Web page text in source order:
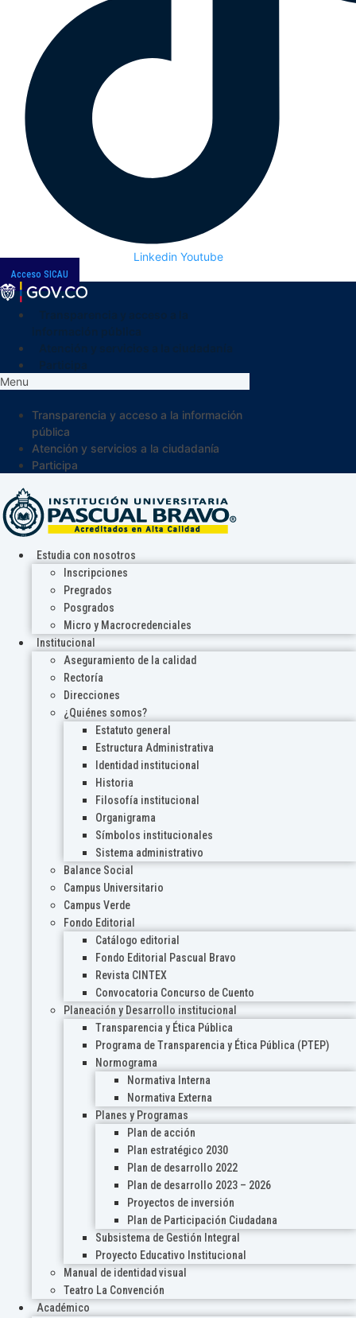
Linkedin Youtube
Acceso SICAU
Menu
Transparencia y acceso a la información
pública
Atención y servicios a la ciudadanía
Participa
Estudia con nosotros
Inscripciones
Pregrados
Posgrados
Micro y Macrocredenciales
Institucional
Aseguramiento de la calidad
Rectoría
Direcciones
¿Quiénes somos?
Estatuto general
Estructura Administrativa
Identidad institucional
Historia
Filosofía institucional
Organigrama
Símbolos institucionales
Sistema administrativo
Balance Social
Campus Universitario
Campus Verde
Fondo Editorial
Catálogo editorial
Fondo Editorial Pascual Bravo
Revista CINTEX
Convocatoria Concurso de Cuento
Planeación y Desarrollo institucional
Transparencia y Ética Pública
Programa de Transparencia y Ética Pública (PTEP)
Normograma
Normativa Interna
Normativa Externa
Planes y Programas
Plan de acción
Plan estratégico 2030
Plan de desarrollo 2022
Plan de desarrollo 2023 – 2026
Proyectos de inversión
Plan de Participación Ciudadana
Subsistema de Gestión Integral
Proyecto Educativo Institucional
Manual de identidad visual
Teatro La Convención
Académico